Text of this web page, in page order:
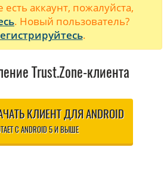
есть аккаунт, пожалуйста,
. Новый пользователь?
.
Trust.Zone-клиента
КЛИЕНТ ДЛЯ ANDROID
С ANDROID 5 И ВЫШЕ